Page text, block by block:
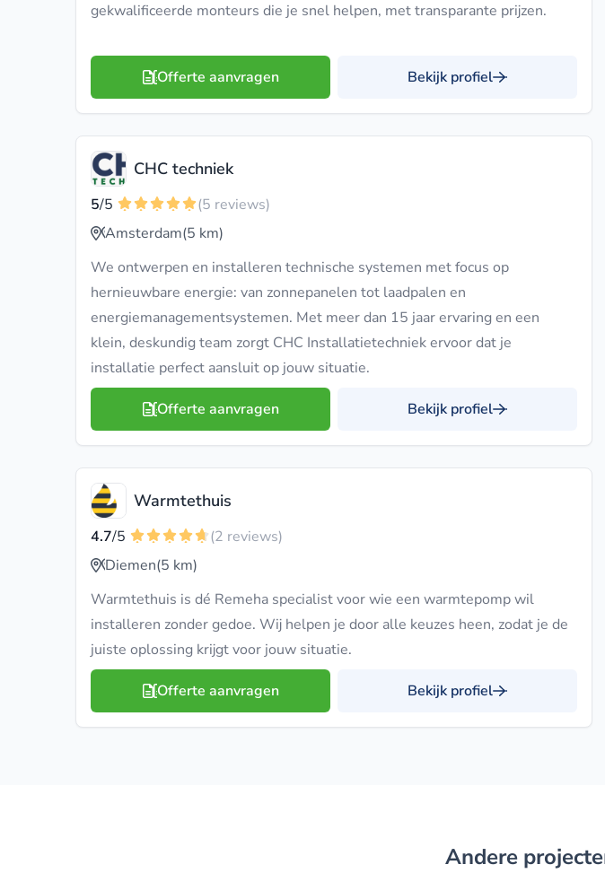
gekwalificeerde monteurs die je snel helpen, met transparante prijzen.
Offerte aanvragen Bekijk profiel
CHC techniek
5/5
(5 reviews)
Amsterdam(5 km)
We ontwerpen en installeren technische systemen met focus op
hernieuwbare energie: van zonnepanelen tot laadpalen en
energiemanagementsystemen. Met meer dan 15 jaar ervaring en een
klein, deskundig team zorgt CHC Installatietechniek ervoor dat je
installatie perfect aansluit op jouw situatie.
Offerte aanvragen Bekijk profiel
Warmtethuis
4.7/5
(2 reviews)
Diemen(5 km)
Warmtethuis is dé Remeha specialist voor wie een warmtepomp wil
installeren zonder gedoe. Wij helpen je door alle keuzes heen, zodat je de
juiste oplossing krijgt voor jouw situatie.
Offerte aanvragen Bekijk profiel
Andere